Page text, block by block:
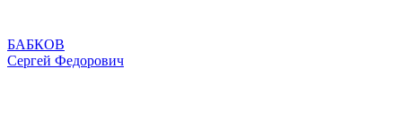
БАБКОВ
Сергей Федорович